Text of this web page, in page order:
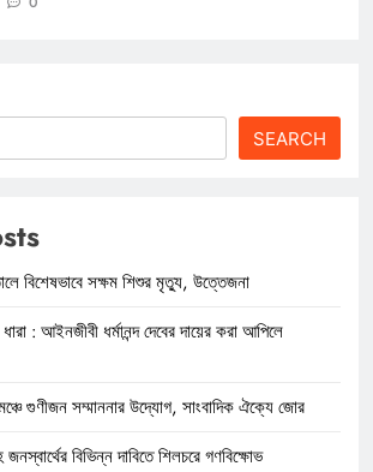
SEARCH
বিশেষভাবে সক্ষম শিশুর মৃত্যু, উত্তেজনা
: আইনজীবী ধর্মানন্দ দেবের দায়ের করা আপিলে
মঞ্চে গুণীজন সম্মাননার উদ্যোগ, সাংবাদিক ঐক্যে জোর
বিভিন্ন দাবিতে শিলচরে গণবিক্ষোভ